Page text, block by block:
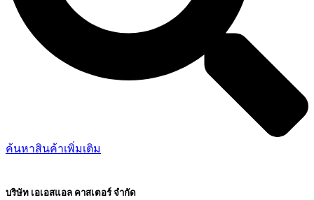
ค้นหาสินค้าเพิ่มเติม
บริษัท เอเอสแอล คาสเตอร์ จำกัด